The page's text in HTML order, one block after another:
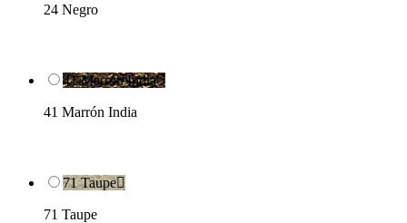
24 Negro
41 Marrón India
41 Marrón India
71 Taupe
71 Taupe